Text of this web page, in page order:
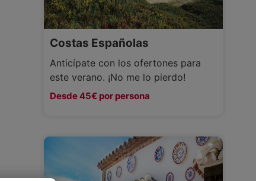
Costas Españolas
Anticípate con los ofertones para
este verano. ¡No me lo pierdo!
Desde 45€ por persona